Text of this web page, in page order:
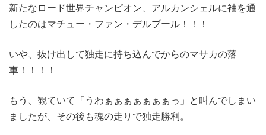
新たなロード世界チャンピオン、アルカンシェルに袖を通
したのはマチュー・ファン・デルプール！！！
いや、抜け出して独走に持ち込んでからのマサカの落
車！！！！
もう、観ていて「うわぁぁぁぁぁぁぁっ」と叫んでしまい
ましたが、その後も魂の走りで独走勝利。